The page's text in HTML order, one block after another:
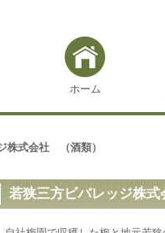
ホーム
株式会社 （酒類）
若狭三方ビバレッジ株